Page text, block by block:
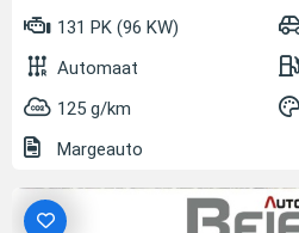
131 PK (96 KW)
Automaat
125 g/km
Margeauto